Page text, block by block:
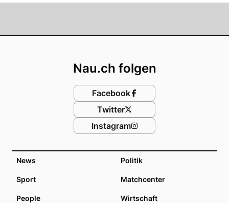
News Politik
Sport Matchcenter
People Wirtschaft
Nau.ch folgen
Facebook
Twitter
Instagram